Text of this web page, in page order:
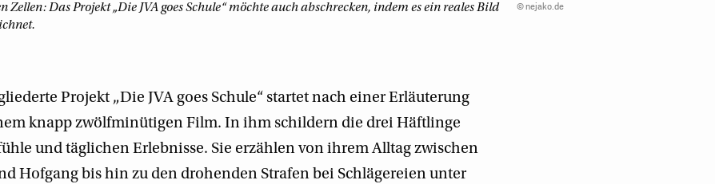
Zellen: Das Projekt „Die JVA goes Schule“ möchte auch abschrecken, indem es ein reales Bild
©nejako.de
Projekt „Die JVA goes Schule“ startet nach einer Erläuterung
knapp zwölfminütigen Film. In ihm schildern die drei Häftlinge
und täglichen Erlebnisse. Sie erzählen von ihrem Alltag zwischen
Hofgang bis hin zu den drohenden Strafen bei Schlägereien unter